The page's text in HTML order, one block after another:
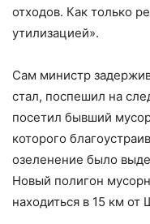
отходов. Как только
утилизацией».
Сам министр
стал, поспешил на
посетил бывший
которого
озеленение было
Новый полигон
находиться в 15 км от